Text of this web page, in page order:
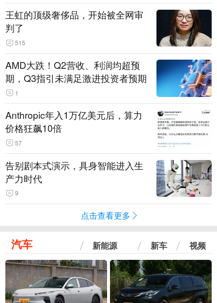
王虹的顶级奢侈品，开始被全网审
判了
515
AMD大跌！Q2营收、利润均超预
期，Q3指引未满足激进投资者预期
1
Anthropic年入1万亿美元后，算力
价格狂飙10倍
57
告别剧本式演示，具身智能进入生
产力时代
9
点击查看更多
汽车 新能源 新车 视频